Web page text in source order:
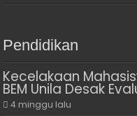
Pendidikan
Kecelakaan
BEM Unila Desak
4 minggu lalu